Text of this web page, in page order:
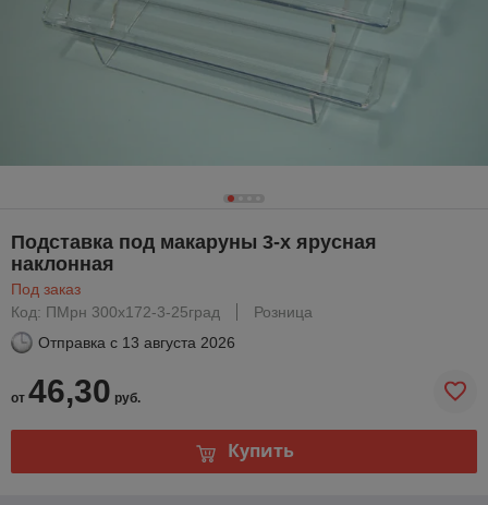
Подставка под макаруны 3-х ярусная
наклонная
Под заказ
Код: ПМрн 300х172-3-25град
Розница
Отправка с 13 августа 2026
от 46,30 руб.
Купить